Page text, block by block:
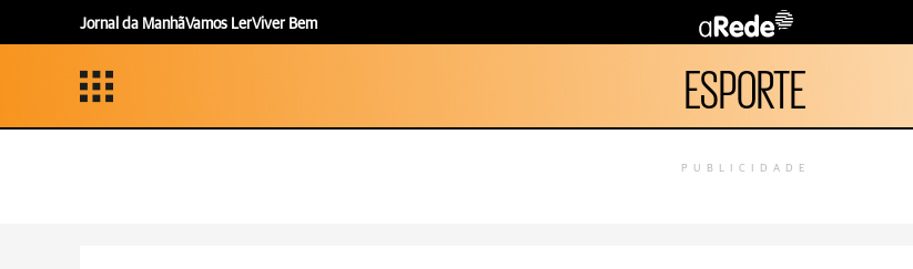
Jornal da ManhãVamos LerViver Bem
ESPORTE
PUBLICIDADE